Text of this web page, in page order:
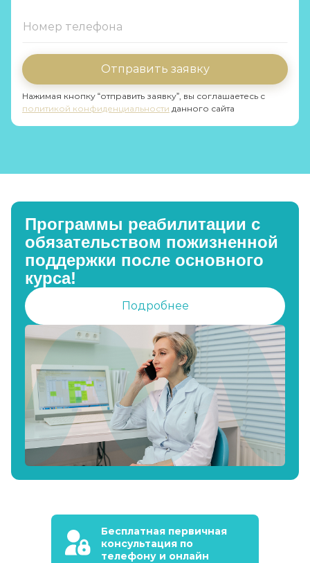
Отправить заявку
Нажимая кнопку “отправить заявку”, вы соглашаетесь с
политикой конфиденциальности данного сайта
Программы реабилитации с
обязательством пожизненной
поддержки после основного
курса!
Подробнее
Бесплатная первичная
консультация по
телефону и онлайн